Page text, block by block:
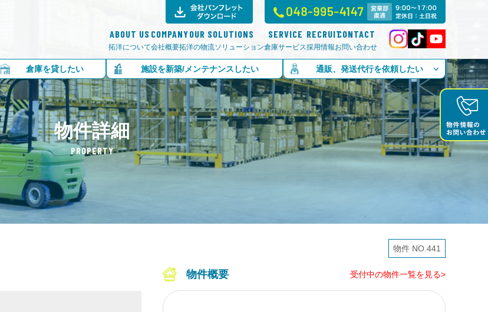
拓洋について
ABOUT US
会社概要
COMPANY
拓洋の物流ソリューション
OUR SOLUTIONS
倉庫サービス
SERVICE
採用情報
RECRUIT
お問い合わせ
CONTACT
倉庫を貸したい 施設を新築/メンテナンスしたい 通販、発送代行を依頼したい
物件詳細
PROPERTY
物件 NO.441
物件概要 受付中の物件一覧を見る>